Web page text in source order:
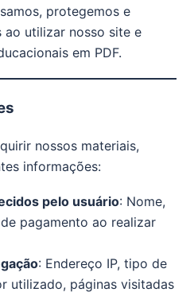
protegemos e
ao utilizar nosso site e
em PDF.
nossos materiais,
informações:
pelo usuário: Nome,
pagamento ao realizar
: Endereço IP, tipo de
utilizado, páginas visitadas